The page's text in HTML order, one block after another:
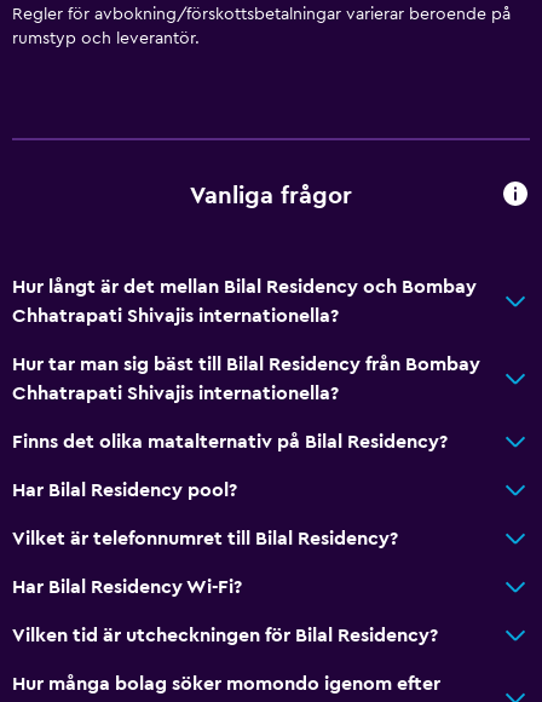
Regler för avbokning/förskottsbetalningar varierar beroende på
rumstyp och leverantör.
Vanliga frågor
Hur långt är det mellan Bilal Residency och Bombay
Chhatrapati Shivajis internationella?
Hur tar man sig bäst till Bilal Residency från Bombay
Chhatrapati Shivajis internationella?
Finns det olika matalternativ på Bilal Residency?
Har Bilal Residency pool?
Vilket är telefonnumret till Bilal Residency?
Har Bilal Residency Wi-Fi?
Vilken tid är utcheckningen för Bilal Residency?
Hur många bolag söker momondo igenom efter